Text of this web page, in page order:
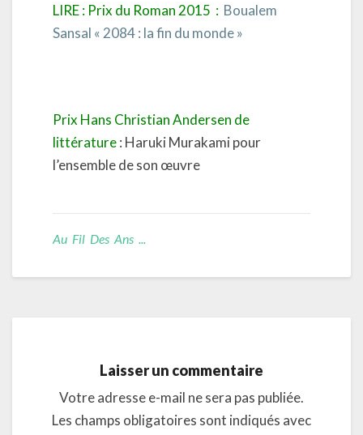
LIRE : Prix du Roman 2015 : Boualem
Sansal « 2084 : la fin du monde »
Prix Hans Christian Andersen de
littérature: Haruki Murakami pour
l’ensemble de son œuvre
Au Fil Des Ans ...
Laisser un commentaire
Votre adresse e-mail ne sera pas publiée.
Les champs obligatoires sont indiqués avec